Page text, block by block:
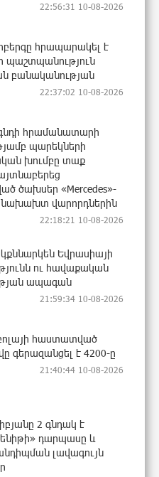
22:56:31 10-08-2026
հրապարակել է
պաշտպանություն
բանականության
22:37:02 10-08-2026
հրամանատարի
պարեկների
խումբը տաք
ծախսեր «Mercedes»-
վարորդներին
22:18:21 10-08-2026
Եվրասիայի
ու հավաքական
ապագան
21:59:34 10-08-2026
հաստատված
գերազանցել է 4200-ը
21:40:44 10-08-2026
2 գնդակ է
դարպասը և
լավագույն